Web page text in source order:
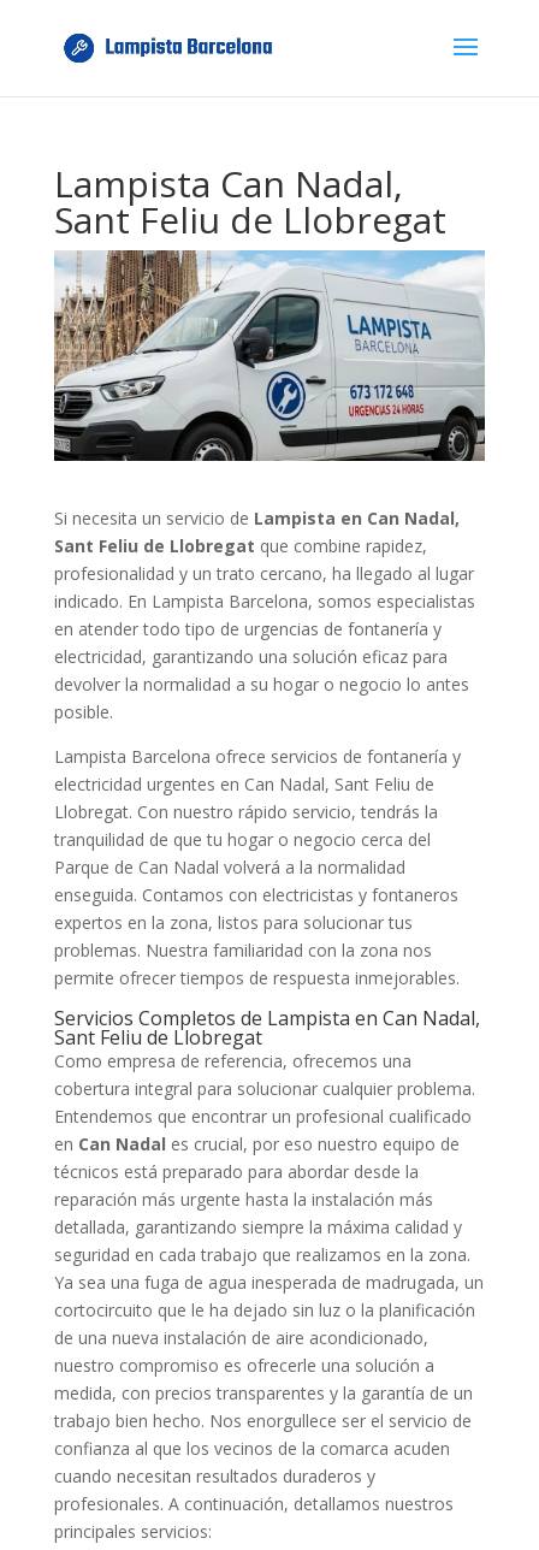
Lampista Can Nadal,
Sant Feliu de Llobregat
Si necesita un servicio de Lampista en Can Nadal,
Sant Feliu de Llobregat que combine rapidez,
profesionalidad y un trato cercano, ha llegado al lugar
indicado. En Lampista Barcelona, somos especialistas
en atender todo tipo de urgencias de fontanería y
electricidad, garantizando una solución eficaz para
devolver la normalidad a su hogar o negocio lo antes
posible.
Lampista Barcelona ofrece servicios de fontanería y
electricidad urgentes en Can Nadal, Sant Feliu de
Llobregat. Con nuestro rápido servicio, tendrás la
tranquilidad de que tu hogar o negocio cerca del
Parque de Can Nadal volverá a la normalidad
enseguida. Contamos con electricistas y fontaneros
expertos en la zona, listos para solucionar tus
problemas. Nuestra familiaridad con la zona nos
permite ofrecer tiempos de respuesta inmejorables.
Servicios Completos de Lampista en Can Nadal,
Sant Feliu de Llobregat
Como empresa de referencia, ofrecemos una
cobertura integral para solucionar cualquier problema.
Entendemos que encontrar un profesional cualificado
en Can Nadal es crucial, por eso nuestro equipo de
técnicos está preparado para abordar desde la
reparación más urgente hasta la instalación más
detallada, garantizando siempre la máxima calidad y
seguridad en cada trabajo que realizamos en la zona.
Ya sea una fuga de agua inesperada de madrugada, un
cortocircuito que le ha dejado sin luz o la planificación
de una nueva instalación de aire acondicionado,
nuestro compromiso es ofrecerle una solución a
medida, con precios transparentes y la garantía de un
trabajo bien hecho. Nos enorgullece ser el servicio de
confianza al que los vecinos de la comarca acuden
cuando necesitan resultados duraderos y
profesionales. A continuación, detallamos nuestros
principales servicios: